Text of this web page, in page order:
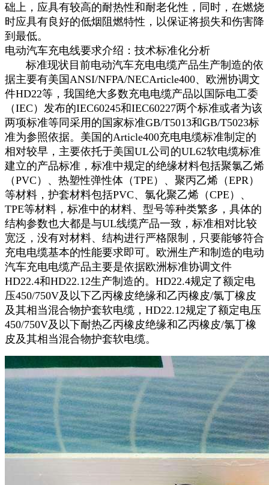
础上，应具有较高的耐热性和耐老化性，同时，在燃烧
时应具有良好的低烟阻燃特性，以保证将损失和伤害降
到最低。
电动汽车充电线要求介绍：技术标准化分析
标准现状目前电动汽车充电电缆产品生产制造的依
据主要有美国ANSI/NFPA/NECArticle400、欧洲协调文
件HD22等，我国绝大多数充电电缆产品以国际电工委
（IEC）发布的IEC60245和IEC60227两个标准或者为该
两项标准等同采用的国家标准GB/T5013和GB/T5023标
准为参照依据。美国的Article400充电电缆标准制定的
相对较早，主要依托于美国UL公司的UL62软电缆标准
建立的产品标准，标准中规定的绝缘材料包括聚氯乙烯
（PVC）、热塑性弹性体（TPE）、聚丙乙烯（EPR）
等材料，护套材料包括PVC、氯化聚乙烯（CPE）、
TPE等材料，标准中的材料、型号等种类繁多，具体的
结构参数也大都是与UL线缆产品一致，标准相对比较
宽泛，没有对材料、结构进行严格限制，只要能够符合
充电电缆基本的性能要求即可。欧洲生产和制造的电动
汽车充电电缆产品主要是依据欧洲标准协调文件
HD22.4和HD22.12生产制造的。HD22.4规定了额定电
压450/750V及以下乙丙橡皮绝缘和乙丙橡皮/氯丁橡皮
及其相当混合物护套软电缆，HD22.12规定了额定电压
450/750V及以下耐热乙丙橡皮绝缘和乙丙橡皮/氯丁橡
皮及其相当混合物护套软电缆。